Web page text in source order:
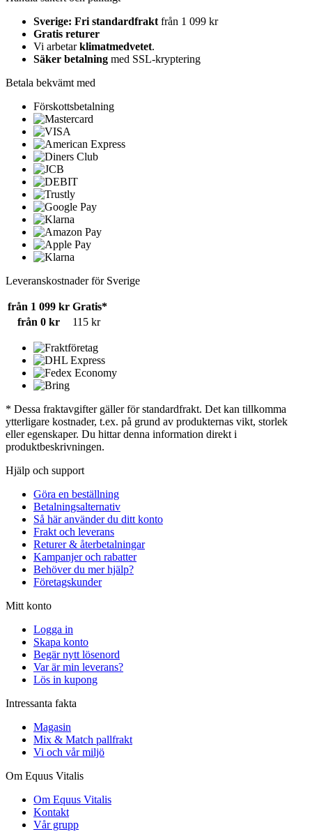
Sverige: Fri standardfrakt från 1 099 kr
Gratis returer
Vi arbetarklimatmedvetet.
Säker betalning med SSL-kryptering
Betala bekvämt med
Förskottsbetalning
Leveranskostnader för Sverige
från 1 099 kr Gratis*
från 0 kr
115 kr
* Dessa fraktavgifter gäller för standardfrakt. Det kan tillkomma
ytterligare kostnader, t.ex. på grund av produkternas vikt, storlek
eller egenskaper. Du hittar denna information direkt i
produktbeskrivningen.
Hjälp och support
Göra en beställning
Betalningsalternativ
Så här använder du ditt konto
Frakt och leverans
Returer & återbetalningar
Kampanjer och rabatter
Behöver du mer hjälp?
Företagskunder
Mitt konto
Logga in
Skapa konto
Begär nytt lösenord
Var är min leverans?
Lös in kupong
Intressanta fakta
Magasin
Mix & Match pallfrakt
Vi och vår miljö
Om Equus Vitalis
Om Equus Vitalis
Kontakt
Vår grupp